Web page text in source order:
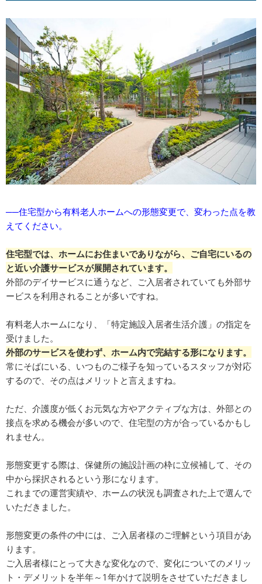
──住宅型から有料老人ホームへの形態変更で、変わった点を教
えてください。
住宅型では、ホームにお住まいでありながら、ご自宅にいるの
と近い介護サービスが展開されています。
外部のデイサービスに通うなど、ご入居者されていても外部サ
ービスを利用されることが多いですね。
有料老人ホームになり、「特定施設入居者生活介護」の指定を
受けました。
外部のサービスを使わず、ホーム内で完結する形になります。
常にそばにいる、いつものご様子を知っているスタッフが対応
するので、その点はメリットと言えますね。
ただ、介護度が低くお元気な方やアクティブな方は、外部との
接点を求める機会が多いので、住宅型の方が合っているかもし
れません。
形態変更する際は、保健所の施設計画の枠に立候補して、その
中から採択されるという形になります。
これまでの運営実績や、ホームの状況も調査された上で選んで
いただきました。
形態変更の条件の中には、ご入居者様のご理解という項目があ
ります。
ご入居者様にとって大きな変化なので、変化についてのメリッ
ト・デメリットを半年～1年かけて説明をさせていただきまし